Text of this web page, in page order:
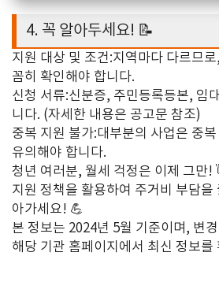
4. 꼭 알아두세요! 📝
지원 대상 및 조건:지역마다 다르므로,
꼼히 확인해야 합니다.
신청 서류:신분증, 주민등록등본, 임
니다. (자세한 내용은 공고문 참조)
중복 지원 불가:대부분의 사업은 중
유의해야 합니다.
청년 여러분, 월세 걱정은 이제 그만!
지원 정책을 활용하여 주거비 부담을
아가세요! 💪
본 정보는 2024년 5월 기준이며 , 변
해당 기관 홈페이지에서 최신 정보